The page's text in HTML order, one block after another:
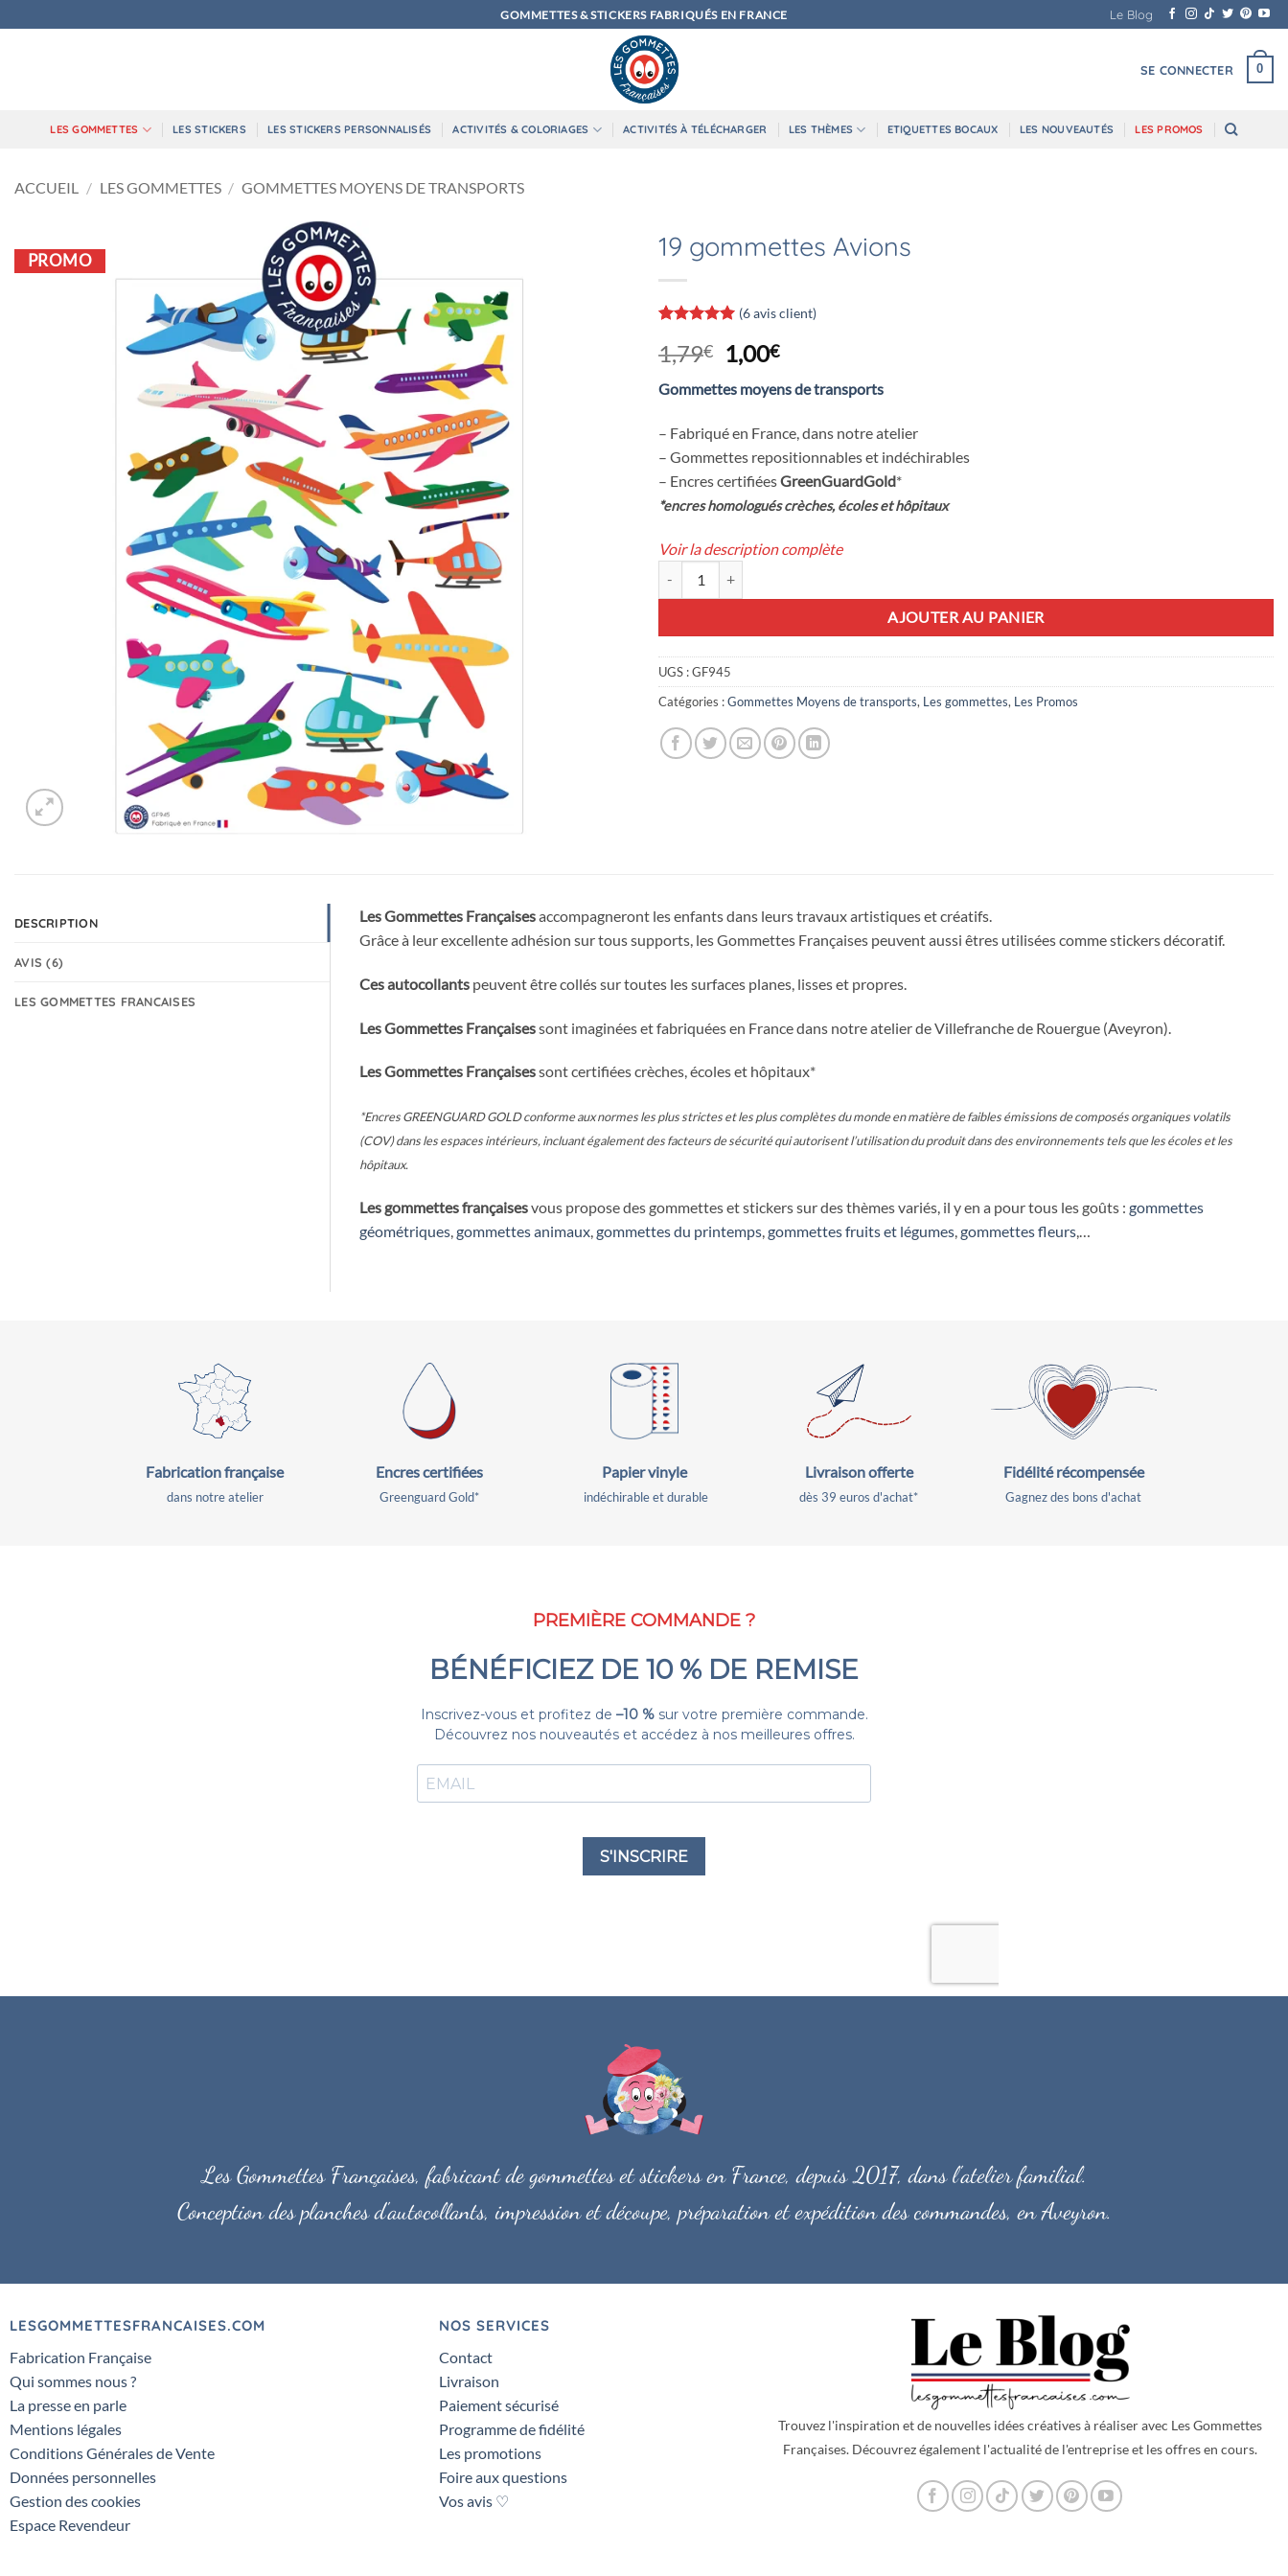
au
GOMMETTES & STICKERS FABRIQUÉS EN FRANCE Le Blog
SE CONNECTER 0
LES GOMMETTES LES STICKERS LES STICKERS PERSONNALISÉS ACTIVITÉS & COLORIAGES ACTIVITÉS À TÉLÉCHARGER LES THÈMES ETIQUETTES BOCAUX LES NOUVEAUTÉS LES PROMOS
ACCUEIL / LES GOMMETTES / GOMMETTES MOYENS DE TRANSPORTS
PROMO 19 gommettes Avions
5 basé sur
notations
client
(6avis client)
1,79€
Le
prix
initial
était :
1,79€.
1,00€Le
actuel
est :
1,00€.
Gommettes moyens de transports
– Fabriqué en France, dans notre atelier
– Gommettes repositionnables et indéchirables
– Encres certifiéesGreenGuardGold*
*encres homologués crèches, écoles et hôpitaux
Voir la description complète
AJOUTER AU PANIER
UGS :GF945
Catégories :Gommettes Moyens de transports, Les gommettes, Les Promos
DESCRIPTION
AVIS (6)
LES GOMMETTES FRANCAISES
Les Gommettes Françaisesaccompagneront les enfants dans leurs travaux artistiques et créatifs.
Grâce à leur excellente adhésion sur tous supports, les Gommettes Françaises peuvent aussi êtres utilisées comme stickers décoratif.
Ces autocollants peuvent être collés sur toutes les surfaces planes, lisses et propres.
Les Gommettes Françaisessont imaginées et fabriquées en France dans notre atelier de Villefranche de Rouergue (Aveyron).
Les Gommettes Françaisessont certifiées crèches, écoles et hôpitaux*
*Encres GREENGUARD GOLD conforme aux normes les plus strictes et les plus complètes du monde en matière de faibles émissions de composés organiques volatils
(COV) dans les espaces intérieurs, incluant également des facteurs de sécurité qui autorisent l’utilisation du produit dans des environnements tels que les écoles et les
hôpitaux.
Les gommettes françaisesvous propose des gommettes et stickers sur des thèmes variés, il y en a pour tous les goûts : gommettes
géométriques,gommettes animaux,gommettes du printemps,gommettes fruits et légumes,gommettes fleurs,…
Fabricationfrançaise
dans notre atelier
Encres certifiées
Greenguard Gold*
Papier vinyle
indéchirable et durable
Livraison offerte
dès 39 euros d'achat*
Fidélité récompensée
Gagnez des bons d'achat
Les Gommettes Françaises, fabricant de gommettes et stickers en France, depuis 2017, dans l'atelier familial.
Conception des planches d'autocollants, impression et découpe, préparation et expédition des commandes, en Aveyron.
LESGOMMETTESFRANCAISES.COM
Fabrication Française
Qui sommes nous ?
La presse en parle
Mentions légales
Conditions Générales de Vente
Données personnelles
Gestion des cookies
Espace Revendeur
NOS SERVICES
Contact
Livraison
Paiement sécurisé
Programme de fidélité
Les promotions
Foire aux questions
Vos avis ♡
Trouvez l'inspiration et de nouvelles idées créatives à réaliser avec Les Gommettes
Françaises. Découvrez également l'actualité de l'entreprise et les offres en cours.